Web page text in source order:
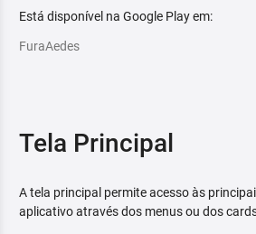
Está disponível na Google Play em:
FuraAedes
Tela Principal
A tela principal permite acesso às
aplicativo através dos menus ou dos